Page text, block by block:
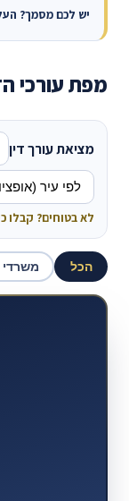
יש לכם מסמך?
מפת עורכי
מציאת עורך דין
לא בטוחים? קבלו
הכל משרדי